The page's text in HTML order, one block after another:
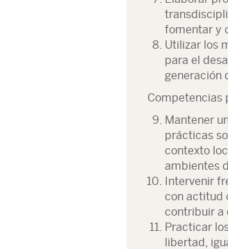
fomentar y
Utilizar los
para el
generación
Competencias
Mantener
prácticas
contexto
ambientes
Intervenir
con actitud
contribuir a
Practicar
libertad,